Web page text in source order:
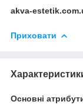
akva-
Приховати
Основні